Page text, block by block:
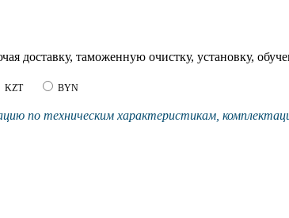
доставку, таможенную очистку, установку,
KZT BYN
по техническим характеристикам,